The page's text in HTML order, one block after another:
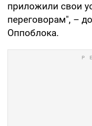
приложили свои
переговорам", –
Оппоблока.